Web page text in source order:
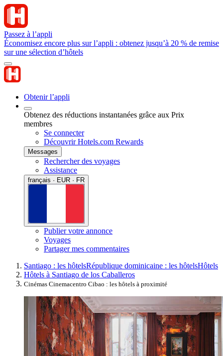
Passez à l’appli
Économisez encore plus sur l’appli : obtenez jusqu’à 20 % de remise
sur une sélection d’hôtels
Obtenir l’appli
Obtenez des réductions instantanées grâce aux Prix
membres
Se connecter
Découvrir Hotels.com Rewards
Messages
Rechercher des voyages
Assistance
français · EUR · FR
Publier votre annonce
Voyages
Partager mes commentaires
Santiago : les hôtelsRépublique dominicaine : les hôtelsHôtels
Hôtels à Santiago de los Caballeros
Cinémas Cinemacentro Cibao : les hôtels à proximité